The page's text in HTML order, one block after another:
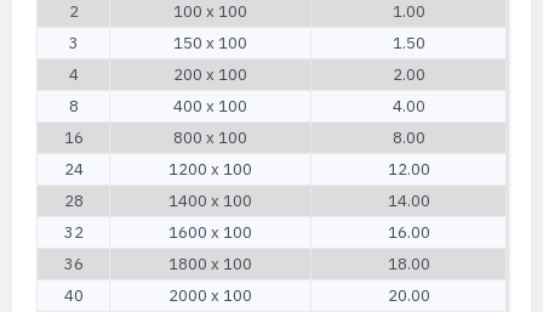
2
100 x 100
1.00
3
150 x 100
1.50
4
200 x 100
2.00
8
400 x 100
4.00
16
800 x 100
8.00
24
1200 x 100
12.00
28
1400 x 100
14.00
32
1600 x 100
16.00
36
1800 x 100
18.00
40
2000 x 100
20.00